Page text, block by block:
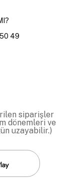
49
siparişler
dönemleri ve
uzayabilir.)